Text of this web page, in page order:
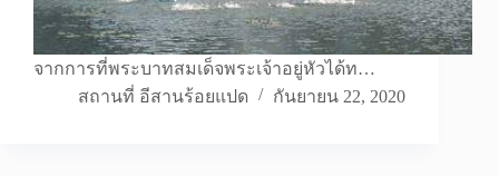
จากการที่พระบาทสมเด็จพระเจ้าอยู่หัวได้ท…
สถานที่ อีสานร้อยแปด
กันยายน 22, 2020